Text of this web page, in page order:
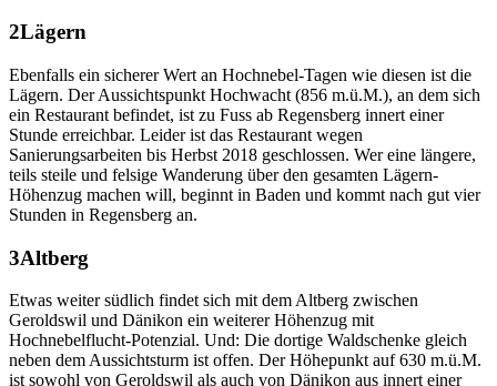
Lägern
Ebenfalls ein sicherer Wert an Hochnebel-Tagen wie diesen ist die
Lägern. Der Aussichtspunkt Hochwacht (856 m.ü.M.), an dem sich
ein Restaurant befindet, ist zu Fuss ab Regensberg innert einer
Stunde erreichbar. Leider ist das Restaurant wegen
Sanierungsarbeiten bis Herbst 2018 geschlossen. Wer eine längere,
teils steile und felsige Wanderung über den gesamten Lägern-
Höhenzug machen will, beginnt in Baden und kommt nach gut vier
Stunden in Regensberg an.
Altberg
Etwas weiter südlich findet sich mit dem Altberg zwischen
Geroldswil und Dänikon ein weiterer Höhenzug mit
Hochnebelflucht-Potenzial. Und: Die dortige Waldschenke gleich
neben dem Aussichtsturm ist offen. Der Höhepunkt auf 630 m.ü.M.
ist sowohl von Geroldswil als auch von Dänikon aus innert einer